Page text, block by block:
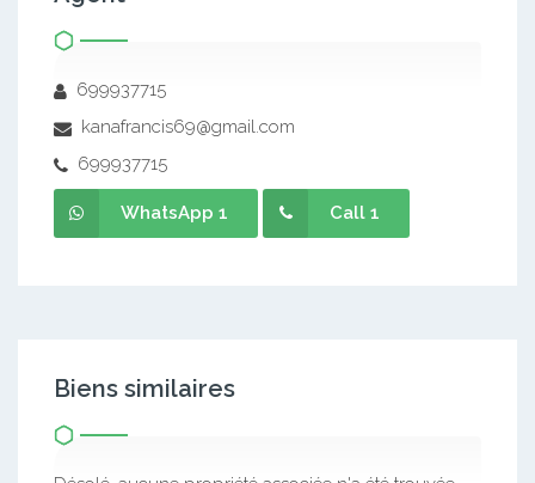
699937715
kanafrancis69@gmail.com
699937715
WhatsApp 1 Call 1
Biens similaires